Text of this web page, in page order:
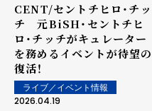
CENT/セントチヒロ・チッ
チ 元BiSH・セントチヒ
ロ・チッチがキュレーター
を務めるイベントが待望の
復活！
ライブ／イベント情報
2026.04.19